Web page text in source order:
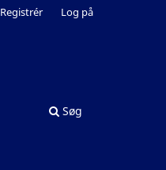
Søg
Registrér Log på